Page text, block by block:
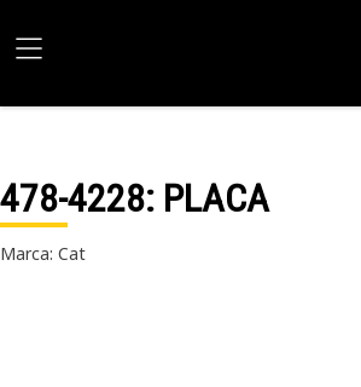
478-4228: PLACA
Marca: Cat